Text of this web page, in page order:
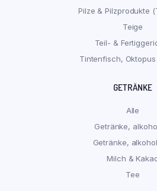
Pilze & Pilzprodukte
Teige
Teil- &
Tintenfisch, Oktopus
GETRÄNKE
Alle
Getränke,
Getränke,
Milch &
Tee